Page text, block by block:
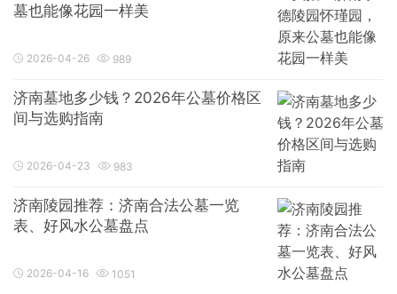
墓也能像花园一样美
2026-04-26 989
济南墓地多少钱？2026年公墓价格区
间与选购指南
2026-04-23 983
济南陵园推荐：济南合法公墓一览
表、好风水公墓盘点
2026-04-16 1051